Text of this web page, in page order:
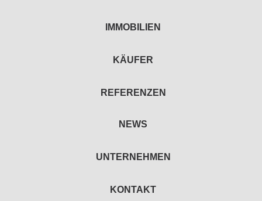
IMMOBILIEN
KÄUFER
REFERENZEN
NEWS
UNTERNEHMEN
KONTAKT